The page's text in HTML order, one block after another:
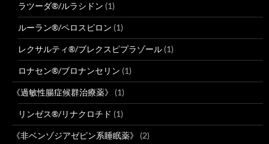
ラツーダ®/ルラシドン (1)
ルーラン®/ペロスピロン (1)
レクサルティ®/ブレクスピプラゾール (1)
ロナセン®/ブロナンセリン (1)
《過敏性腸症候群治療薬》 (1)
リンゼス®/リナクロチド (1)
《非ベンゾジアゼピン系睡眠薬》 (2)